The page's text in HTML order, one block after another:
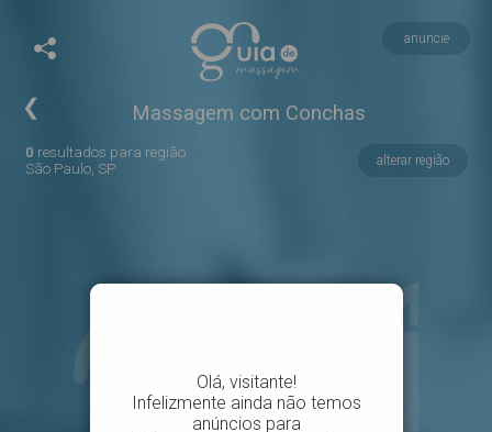
anuncie
❮ Massagem com Conchas
0 resultados para região
São Paulo, SP
alterar região
Quero anunciar